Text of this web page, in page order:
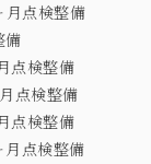
月点検整備
点検整備
月点検整備
点検整備
月点検整備